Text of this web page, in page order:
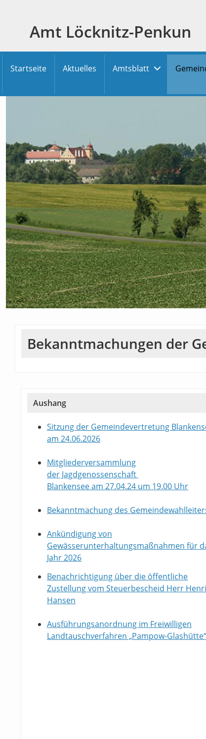
Amt Löcknitz-Penkun
Startseite Aktuelles Amtsblatt
Bekanntmachungen der
Aushang
Sitzung der Gemeindevertretung
am 24.06.2026
Mitgliederversammlung
der Jagdgenossenschaft
Blankensee am 27.04.24 um 19.00 Uhr
Bekanntmachung des
Ankündigung von
Gewässerunterhaltungsmaßnahmen für
Jahr 2026
Benachrichtigung über die öffentliche
Zustellung vom Steuerbescheid Herr
Hansen
Ausführungsanordnung im Freiwilligen
Landtauschverfahren „Pampow-Glashütte“